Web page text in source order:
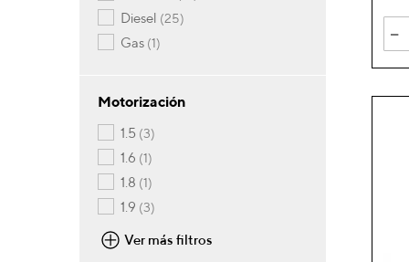
-
diesel 25artículos
gas 1artículo
Motorización
1.5 3artículos
1.6 1artículo
1.8 1artículo
1.9 3artículos
Ver más filtros